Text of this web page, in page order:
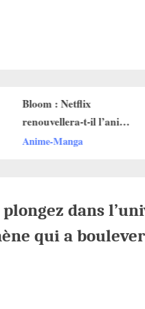
Bloom : Netflix
renouvellera-t-il l’anime
pour une saison 2 ?
Anime-Manga
dans
qui a